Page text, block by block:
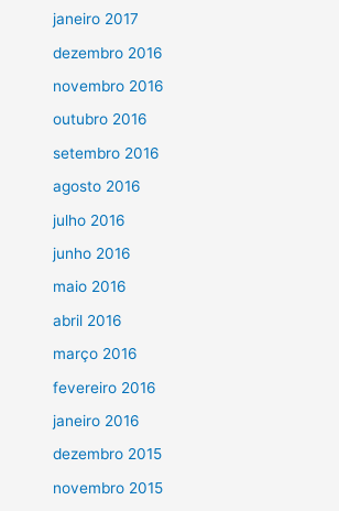
janeiro 2017
dezembro 2016
novembro 2016
outubro 2016
setembro 2016
agosto 2016
julho 2016
junho 2016
maio 2016
abril 2016
março 2016
fevereiro 2016
janeiro 2016
dezembro 2015
novembro 2015